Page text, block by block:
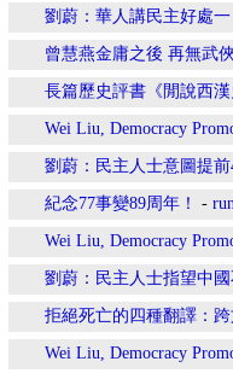
劉蔚：華人講民主好處
曾慧燕金庸之後 再無武
長篇歷史評書《閒說西
Wei Liu, Democracy
劉蔚：民主人士意圖提
紀念77事變89周年！ -
Wei Liu, Democracy
劉蔚：民主人士指望中
拒絕死亡的四種翻譯：
Wei Liu, Democracy